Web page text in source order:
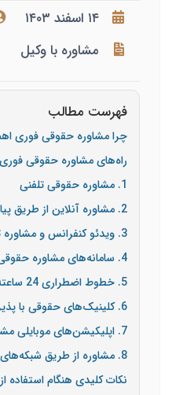
۱۴ اسفند ۱۴۰۳
مشاوره با وکیل
فهرست مطالب
چرا مشاوره حقوقی فوری
راه‌های مشاوره حقوقی
1. مشاوره حقوقی تلفنی
2. مشاوره آنلاین از طریق پیام‌رسان‌ها
3. ویدئو کنفرانس و مشاوره تصویری
4. سامانه‌های مشاوره حقوقی آنلاین
5. خطوط اضطراری 24 ساعته
6. کلینیک‌های حقوقی با پذیرش بدون نوبت
7. اپلیکیشن‌های موبایلی مشاوره حقوقی
8. مشاوره از طریق شبکه‌های اجتماعی تخصصی حقوقی
نکات کلیدی هنگام